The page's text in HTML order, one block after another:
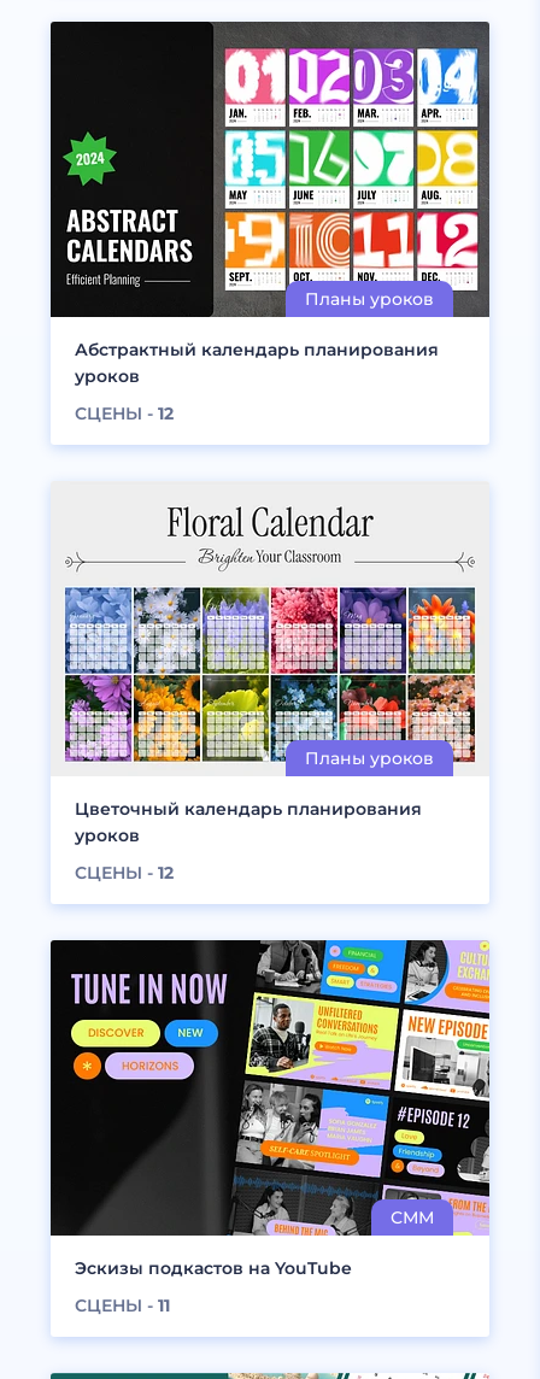
Абстрактный календарь планирования
уроков
СЦЕНЫ - 12
Цветочный календарь планирования
уроков
СЦЕНЫ - 12
Эскизы подкастов на YouTube
СЦЕНЫ - 11